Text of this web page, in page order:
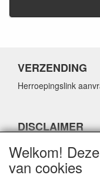
VERZENDING
Herroepingslink
DISCLAIMER
Welkom!
van cookies